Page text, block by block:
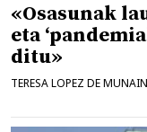
«Osasunak
eta
ditu»
TERESA LOPEZ DE MUNAIN